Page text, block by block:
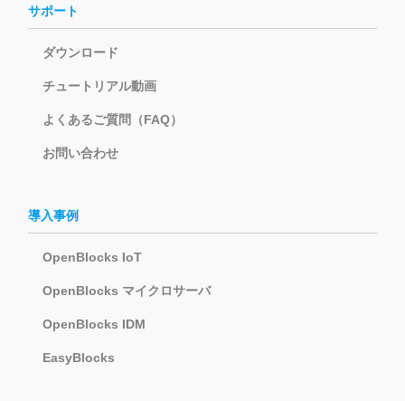
サポート
ダウンロード
チュートリアル動画
よくあるご質問（FAQ）
お問い合わせ
導入事例
OpenBlocks IoT
OpenBlocks マイクロサーバ
OpenBlocks IDM
EasyBlocks